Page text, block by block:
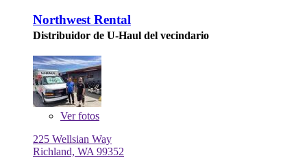
Northwest Rental
Distribuidor de U-Haul del vecindario
Verfotos
225 Wellsian Way
Richland, WA 99352